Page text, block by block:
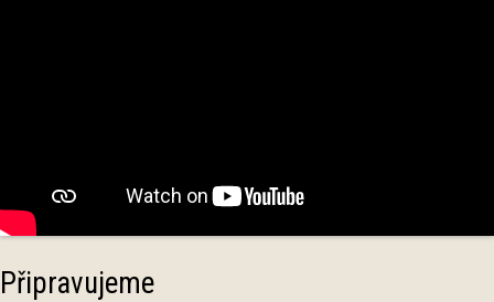
Připravujeme